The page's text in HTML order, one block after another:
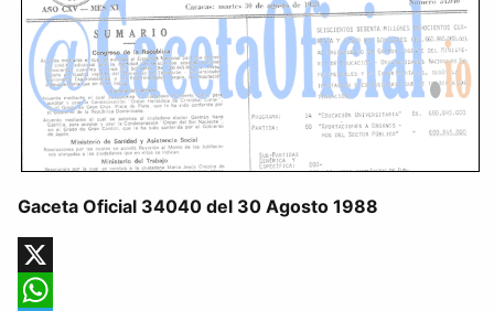
Gaceta Oficial 34040 del 30 Agosto 1988
X